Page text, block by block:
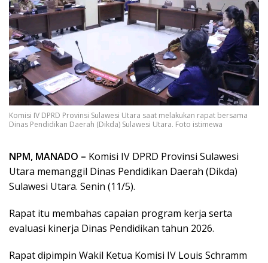
Komisi IV DPRD Provinsi Sulawesi Utara saat melakukan rapat bersama
Dinas Pendidikan Daerah (Dikda) Sulawesi Utara. Foto istimewa
NPM, MANADO – Komisi IV DPRD Provinsi Sulawesi
Utara memanggil Dinas Pendidikan Daerah (Dikda)
Sulawesi Utara. Senin (11/5).
Rapat itu membahas capaian program kerja serta
evaluasi kinerja Dinas Pendidikan tahun 2026.
Rapat dipimpin Wakil Ketua Komisi IV Louis Schramm